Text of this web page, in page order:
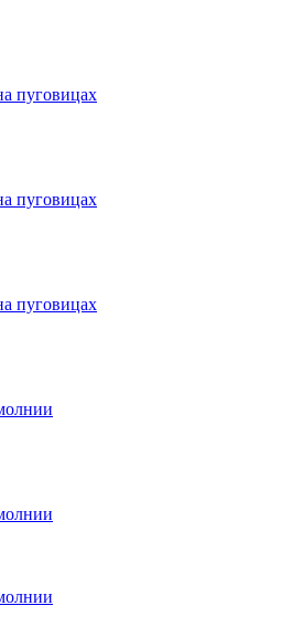
пуговицах
пуговицах
пуговицах